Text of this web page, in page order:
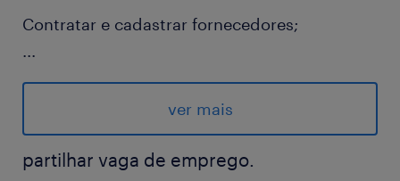
Contratar e cadastrar fornecedores;
...
Efetuar orçamentos e compras de material de
consumo, conservação e manutenção;
Gestão do estoque da unidade: ajustes
ver mais
partilhar vaga de emprego.